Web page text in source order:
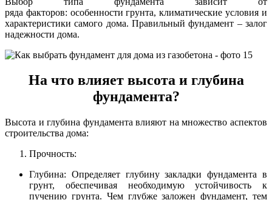
ряда факторов: особенности грунта, климатические условия и
характеристики самого дома. Правильный фундамент – залог
надежности дома.
На что влияет высота и глубина
фундамента?
Высота и глубина фундамента влияют на множество аспектов
строительства дома:
Прочность:
Глубина: Определяет глубину закладки фундамента в
грунт, обеспечивая необходимую устойчивость к
пучению грунта. Чем глубже заложен фундамент, тем